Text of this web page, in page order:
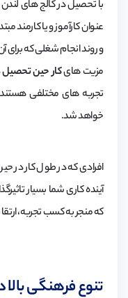
با تحصیل در کالج های
عنوان کارآموز و یا کارمند
و روند انجام شغلی که برای
مزیت هایکار حین تحصیل
تجربه های مختلفی
خواهد شد.
افرادی که در طول کار در
آینده کاری شما بسیار
که منجر به کسب تجربه،
تنوع فرهنگی